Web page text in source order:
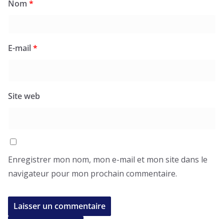
Nom *
E-mail*
Site web
Enregistrer mon nom, mon e-mail et mon site dans le
navigateur pour mon prochain commentaire.